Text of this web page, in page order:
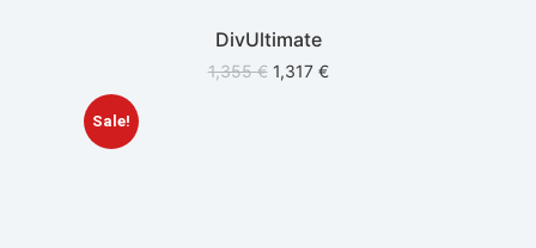
DivUltimate
1,355€ 1,317 €
Sale!